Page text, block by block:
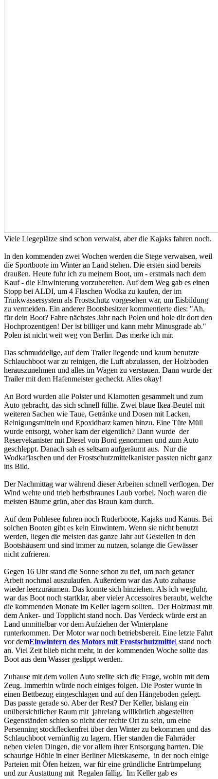
Viele Liegeplätze sind schon verwaist, aber die Kajaks fahren noch.
In den kommenden zwei Wochen werden die Stege verwaisen, weil
die Sportboote im Winter an Land stehen. Die ersten sind bereits
draußen. Heute fuhr ich zu meinem Boot, um - erstmals nach dem
Kauf - die Einwinterung vorzubereiten. Auf dem Weg gab es einen
Stopp bei ALDI, um 4 Flaschen Wodka zu kaufen, der im
Trinkwassersystem als Frostschutz vorgesehen war, um Eisbildung
zu vermeiden. Ein anderer Bootsbesitzer kommentierte dies: "Ah,
für dein Boot? Fahre nächstes Jahr nach Polen und hole dir dort den
Hochprozentigen! Der ist billiger und kann mehr Minusgrade ab."
Polen ist nicht weit weg von Berlin. Das merke ich mir.
Das schmuddelige, auf dem Trailer liegende und kaum benutzte
Schlauchboot war zu reinigen, die Luft abzulassen, der Holzboden
herauszunehmen und alles im Wagen zu verstauen. Dann wurde der
Trailer mit dem Hafenmeister gecheckt. Alles okay!
An Bord wurden alle Polster und Klamotten gesammelt und zum
Auto gebracht, das sich schnell füllte. Zwei blaue Ikea-Beutel mit
weiteren Sachen wie Taue, Getränke und Dosen mit Lacken,
Reinigungsmitteln und Epoxidharz kamen hinzu. Eine Tüte Müll
wurde entsorgt, woher kam der eigentlich? Dann wurde der
Reservekanister mit Diesel von Bord genommen und zum Auto
geschleppt. Danach sah es seltsam aufgeräumt aus. Nur die
Wodkaflaschen und der Frostschutzmittelkanister passten nicht ganz
ins Bild.
Der Nachmittag war während dieser Arbeiten schnell verflogen. Der
Wind wehte und trieb herbstbraunes Laub vorbei. Noch waren die
meisten Bäume grün, aber das Braun kam durch.
Auf dem Pohlesee fuhren noch Ruderboote, Kajaks und Kanus. Bei
solchen Booten gibt es kein Einwintern. Wenn sie nicht benutzt
werden, liegen die meisten das ganze Jahr auf Gestellen in den
Bootshäusern und sind immer zu nutzen, solange die Gewässer
nicht zufrieren.
Gegen 16 Uhr stand die Sonne schon zu tief, um nach getaner
Arbeit nochmal auszulaufen. Außerdem war das Auto zuhause
wieder leerzuräumen. Das konnte sich hinziehen. Als ich wegfuhr,
war das Boot noch startklar, aber vieler Accessoires beraubt, welche
die kommenden Monate im Keller lagern sollten. Der Holzmast mit
dem Anker- und Topplicht stand noch. Das Verdeck würde erst an
Land unmittelbar vor dem Aufziehen der Winterplane
runterkommen. Der Motor war noch betriebsbereit. Eine letzte Fahrt
vor demEinwintern des Motors mit Frostschutzmittel stand noch
an. Viel Zeit blieb nicht mehr, in der kommenden Woche sollte das
Boot aus dem Wasser geslippt werden.
Zuhause mit dem vollen Auto stellte sich die Frage, wohin mit dem
Zeug. Immerhin würde noch einiges folgen. Die Poster wurde in
einen Bettbezug eingeschlagen und auf den Hängeboden gelegt.
Das passte gerade so. Aber der Rest? Der Keller, bislang ein
unübersichtlicher Raum mit jahrelang willkürlich abgestellten
Gegenständen schien so nicht der rechte Ort zu sein, um eine
Persenning stockfleckenfrei über den Winter zu bekommen und das
Schlauchboot vernünftig zu lagern. Hier standen die Fahrräder
neben vielen Dingen, die vor allem ihrer Entsorgung harrten. Die
schaurige Höhle in einer Berliner Mietskaserne, in der noch einige
Parteien mit Öfen heizen, war für eine gründliche Entrümpelung
und zur Austattung mit Regalen fällig. Im Keller gab es